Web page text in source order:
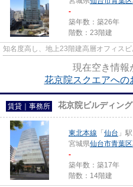
-
築年数：築26年
階数：23階建
知名度高し、地上23階建高層オフィスビ
現在空き情報
花京院スクエアへの
賃貸｜事務所 花京院ビルディング
東北本線 「 仙台 」
宮城県仙台市青葉区
-
築年数：築17年
階数：14階建